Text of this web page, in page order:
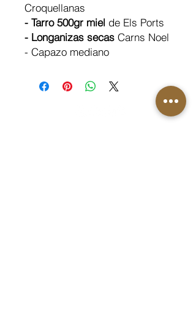
Croquellanas
- Tarro 500gr miel de Els Ports
- Longanizas secas Carns Noel
- Capazo mediano